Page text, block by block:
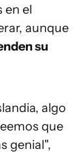
en el
aunque
su
algo
que
genial",